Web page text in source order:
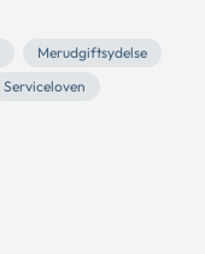
Merudgiftsydelse
Serviceloven